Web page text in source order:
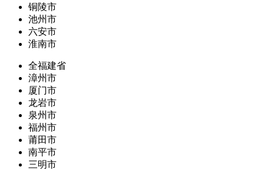
铜陵市
池州市
六安市
淮南市
全福建省
漳州市
厦门市
龙岩市
泉州市
福州市
莆田市
南平市
三明市